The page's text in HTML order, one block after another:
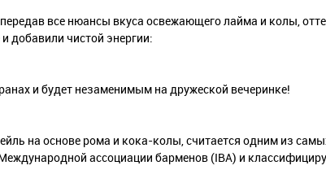
все нюансы вкуса освежающего лайма и колы,
добавили чистой энергии:
и будет незаменимым на дружеской вечеринке!
на основе рома и кока-колы, считается одним из
ассоциации барменов (IBA) и